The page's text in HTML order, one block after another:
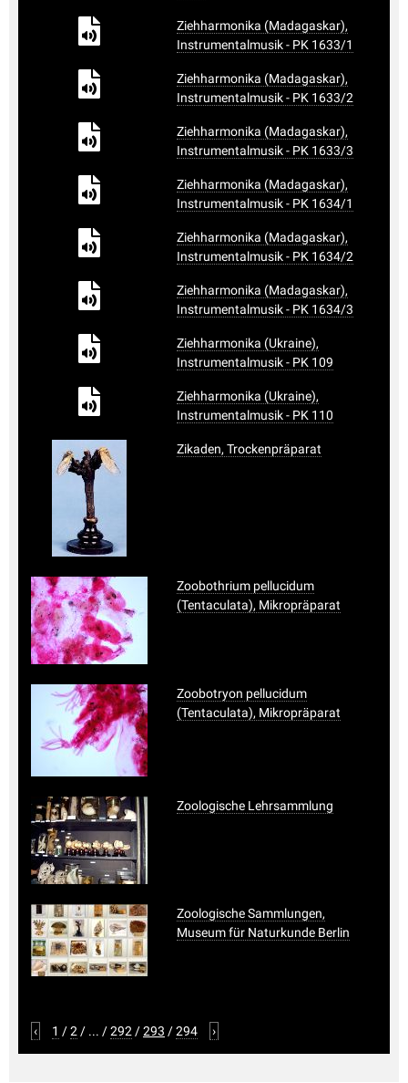
Ziehharmonika (Madagaskar),
Instrumentalmusik - PK 1633/1
Ziehharmonika (Madagaskar),
Instrumentalmusik - PK 1633/2
Ziehharmonika (Madagaskar),
Instrumentalmusik - PK 1633/3
Ziehharmonika (Madagaskar),
Instrumentalmusik - PK 1634/1
Ziehharmonika (Madagaskar),
Instrumentalmusik - PK 1634/2
Ziehharmonika (Madagaskar),
Instrumentalmusik - PK 1634/3
Ziehharmonika (Ukraine),
Instrumentalmusik - PK 109
Ziehharmonika (Ukraine),
Instrumentalmusik - PK 110
Zikaden, Trockenpräparat
Zoobothrium pellucidum
(Tentaculata), Mikropräparat
Zoobotryon pellucidum
(Tentaculata), Mikropräparat
Zoologische Lehrsammlung
Zoologische Sammlungen,
Museum für Naturkunde Berlin
‹ 1 /2 / ... /292 /293 /294 ›